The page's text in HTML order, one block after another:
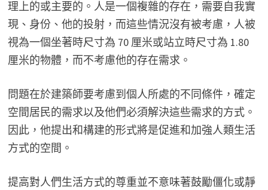
理上的或主要的。人是一個複雜的存在，需要自我實
現、身份、他的投射，而這些情況沒有被考慮，人被
視為一個坐著時尺寸為 70 厘米或站立時尺寸為 1.80
厘米的物體，而不考慮他的存在需求。
問題在於建築師要考慮到個人所處的不同條件，確定
空間居民的需求以及他們必須解決這些需求的方式。
因此，他提出和構建的形式將是促進和加強人類生活
方式的空間。
提高對人們生活方式的尊重並不意味著鼓勵僵化或靜